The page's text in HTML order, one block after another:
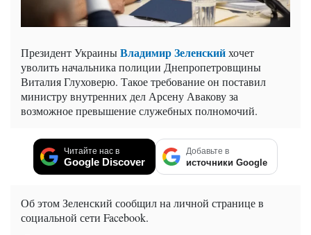
Президент УкраиныВладимир Зеленскийхочет
уволить начальника полиции Днепропетровщины
Виталия Глуховерю. Такое требование он поставил
министру внутренних дел Арсену Авакову за
возможное превышение служебных полномочий.
Читайте нас в
Google Discover
Добавьте в
источники Google
Об этом Зеленский сообщил на личной странице в
социальной сети Facebook.